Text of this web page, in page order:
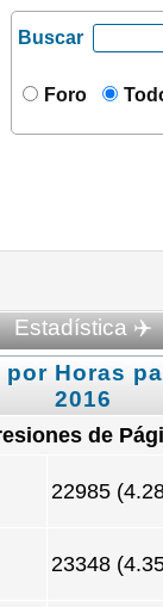
Buscar
Foro
Estadística ✈️
Horas
2016
de
22985
23348